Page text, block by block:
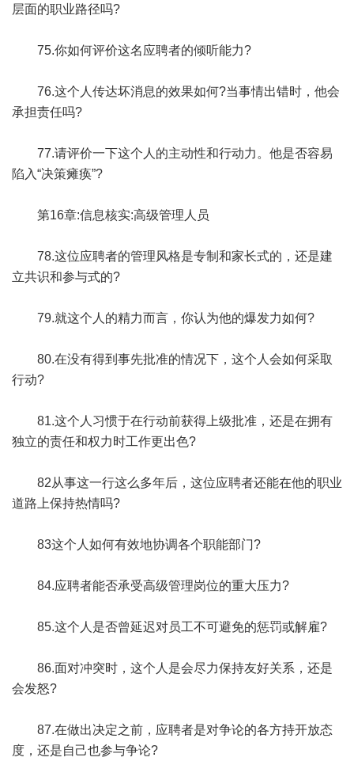
层面的职业路径吗?
75.你如何评价这名应聘者的倾听能力?
76.这个人传达坏消息的效果如何?当事情出错时，他会
承担责任吗?
77.请评价一下这个人的主动性和行动力。他是否容易
陷入“决策瘫痪”?
第16章:信息核实:高级管理人员
78.这位应聘者的管理风格是专制和家长式的，还是建
立共识和参与式的?
79.就这个人的精力而言，你认为他的爆发力如何?
80.在没有得到事先批准的情况下，这个人会如何采取
行动?
81.这个人习惯于在行动前获得上级批准，还是在拥有
独立的责任和权力时工作更出色?
82从事这一行这么多年后，这位应聘者还能在他的职业
道路上保持热情吗?
83这个人如何有效地协调各个职能部门?
84.应聘者能否承受高级管理岗位的重大压力?
85.这个人是否曾延迟对员工不可避免的惩罚或解雇?
86.面对冲突时，这个人是会尽力保持友好关系，还是
会发怒?
87.在做出决定之前，应聘者是对争论的各方持开放态
度，还是自己也参与争论?